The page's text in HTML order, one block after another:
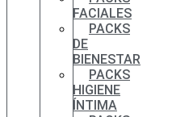
FACIALES
PACKS
DE
BIENESTAR
PACKS
HIGIENE
ÍNTIMA